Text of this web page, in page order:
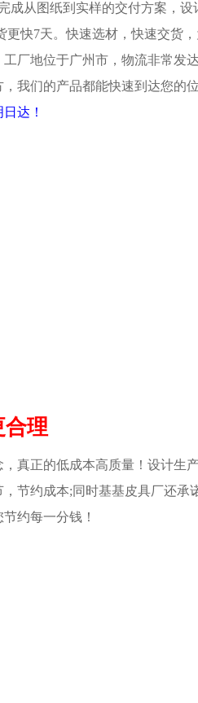
成从图纸到实样的交付方案，设
快7天。快速选材，快速交货
厂地位于广州市，物流非常发
我们的产品都能快速到达您的
达！
合理
真正的低成本高质量！设计生
节约成本;同时基基皮具厂还承
约每一分钱！